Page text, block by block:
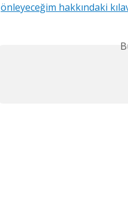
önleyeceğim hakkındaki